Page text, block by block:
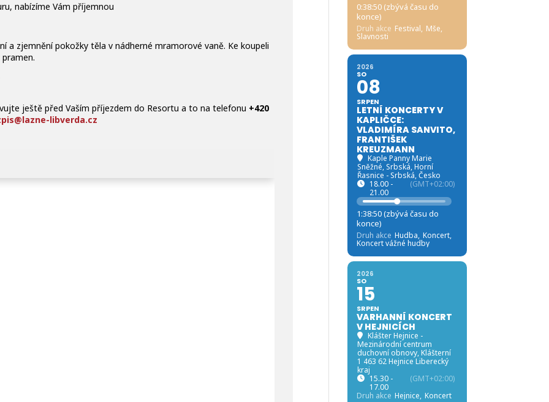
nabízíme Vám příjemnou
a zjemnění pokožky těla v nádherné mramorové vaně. Ke koupeli
ještě před Vaším příjezdem do Resortu a to na telefonu +420
libverda.cz
0:38:49 (zbývá času do
konce)
Druh akce Festival, Mše,
Slavnosti
2026
SO
08
SRPEN
LETNÍ KONCERTY V
KAPLIČCE:
VLADIMÍRA SANVITO,
FRANTIŠEK
KREUZMANN
Kaple Panny Marie
Sněžné, Srbská, Horní
Řasnice - Srbská, Česko
18.00 -
21.00
(GMT+02:00)
1:38:49 (zbývá času do
konce)
Druh akce Hudba, Koncert,
Koncert vážné hudby
2026
SO
15
SRPEN
VARHANNÍ KONCERT
V HEJNICÍCH
Klášter Hejnice -
Mezinárodní centrum
duchovní obnovy, Klášterní
1 463 62 Hejnice Liberecký
kraj
15.30 -
17.00
(GMT+02:00)
Druh akce Hejnice, Koncert